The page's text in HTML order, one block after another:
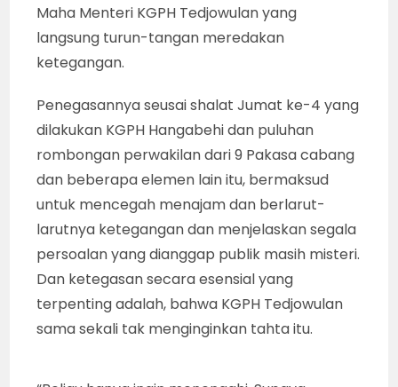
Maha Menteri KGPH Tedjowulan yang
langsung turun-tangan meredakan
ketegangan.
Penegasannya seusai shalat Jumat ke-4 yang
dilakukan KGPH Hangabehi dan puluhan
rombongan perwakilan dari 9 Pakasa cabang
dan beberapa elemen lain itu, bermaksud
untuk mencegah menajam dan berlarut-
larutnya ketegangan dan menjelaskan segala
persoalan yang dianggap publik masih misteri.
Dan ketegasan secara esensial yang
terpenting adalah, bahwa KGPH Tedjowulan
sama sekali tak menginginkan tahta itu.